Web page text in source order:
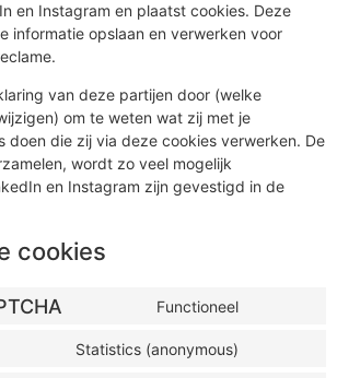
en Instagram en plaatst cookies. Deze
informatie opslaan en verwerken voor
van deze partijen door (welke
om te weten wat zij met je
doen die zij via deze cookies verwerken. De
wordt zo veel mogelijk
en Instagram zijn gevestigd in de
cookies
Functioneel
Statistics (anonymous)